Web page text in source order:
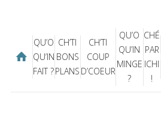
QU’O
QU’IN
FAIT ?
CH’TI
BONS
PLANS
CH’TI
COUP
D’COEUR
QU’O
QU’IN
MINGE
?
CHÉ
PAR
ICHI
!